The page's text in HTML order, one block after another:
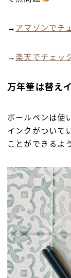
→ アマゾンでチ
→楽天でチェッ
万年筆は替え
ボールペンは使
インクがついて
ことができるよ